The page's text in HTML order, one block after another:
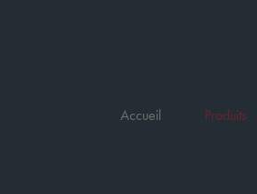
Accueil Produits